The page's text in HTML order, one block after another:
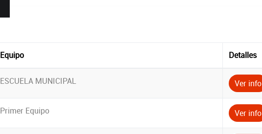
Equipo Detalles
ESCUELA MUNICIPAL Ver info
Primer Equipo Ver info